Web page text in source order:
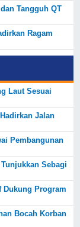
Tangguh QT
Ragam
Laut Sesuai
Jalan
Pembangunan
Sebagi
Dukung Program
Bocah Korban